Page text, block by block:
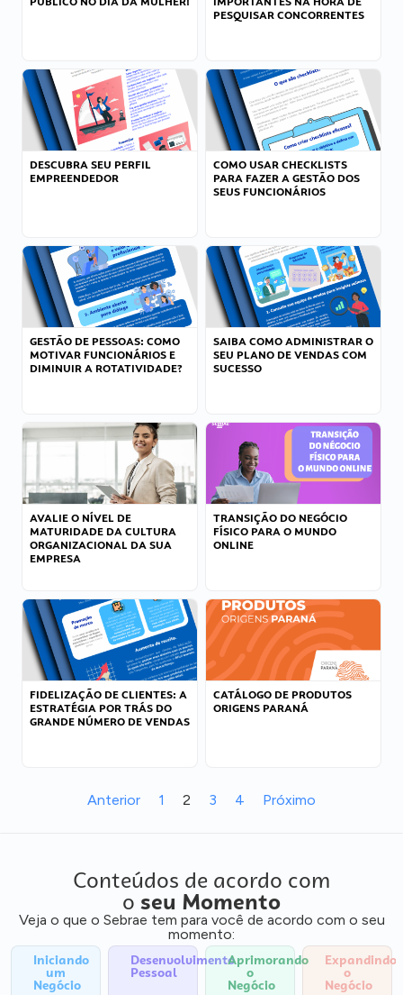
PESQUISAR CONCORRENTES
DESCUBRA SEU PERFIL
EMPREENDEDOR
COMO USAR CHECKLISTS
PARA FAZER A GESTÃO DOS
SEUS FUNCIONÁRIOS
GESTÃO DE PESSOAS: COMO
MOTIVAR FUNCIONÁRIOS E
DIMINUIR A ROTATIVIDADE?
SAIBA COMO ADMINISTRAR O
SEU PLANO DE VENDAS COM
SUCESSO
AVALIE O NÍVEL DE
MATURIDADE DA CULTURA
ORGANIZACIONAL DA SUA
EMPRESA
TRANSIÇÃO DO NEGÓCIO
FÍSICO PARA O MUNDO
ONLINE
FIDELIZAÇÃO DE CLIENTES: A
ESTRATÉGIA POR TRÁS DO
GRANDE NÚMERO DE VENDAS
CATÁLOGO DE PRODUTOS
ORIGENS PARANÁ
Anterior 1 2 3 4 Próximo
Conteúdos de acordo com
o seu Momento
Veja o que o Sebrae tem para você de acordo com o seu
momento:
Iniciando
um
Negócio
Desenvolvimento
Pessoal
Aprimorando
o
Negócio
Expandindo
o
Negócio